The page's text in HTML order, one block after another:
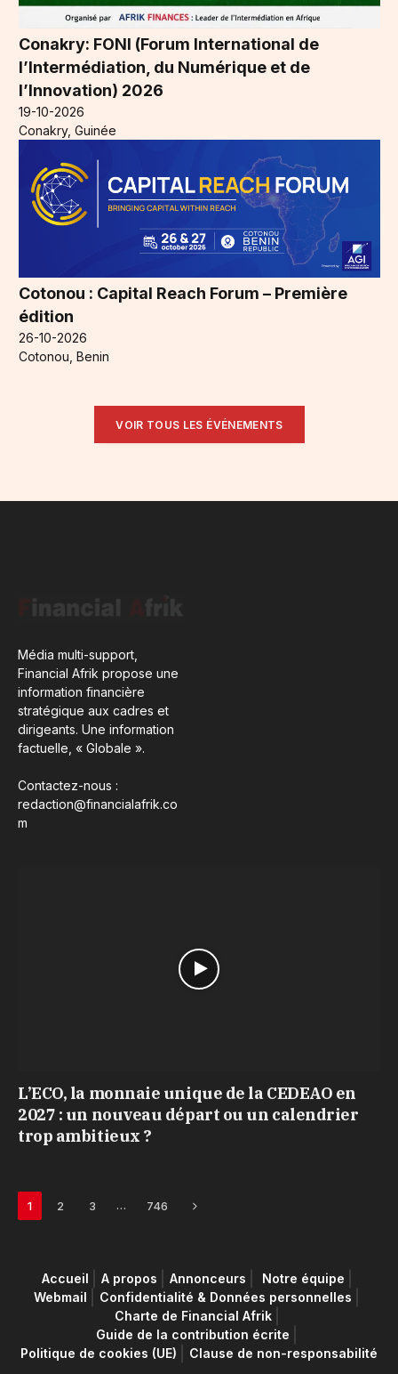
Conakry: FONI (Forum International de
l’Intermédiation, du Numérique et de
l’Innovation) 2026
19-10-2026
Conakry, Guinée
Cotonou : Capital Reach Forum – Première
édition
26-10-2026
Cotonou, Benin
VOIR TOUS LES ÉVÉNEMENTS
Média multi-support,
Financial Afrik propose une
information financière
stratégique aux cadres et
dirigeants. Une information
factuelle, « Globale ».
Contactez-nous :
redaction@financialafrik.co
m
L’ECO, la monnaie unique de la CEDEAO en
2027 : un nouveau départ ou un calendrier
trop ambitieux ?
1 2 3 … 746 Next
Accueil A propos Annonceurs
Notre équipe
Webmail
Confidentialité & Données personnelles
Charte de Financial Afrik
Guide de la contribution écrite
Politique de cookies (UE)
Clause de non-responsabilité